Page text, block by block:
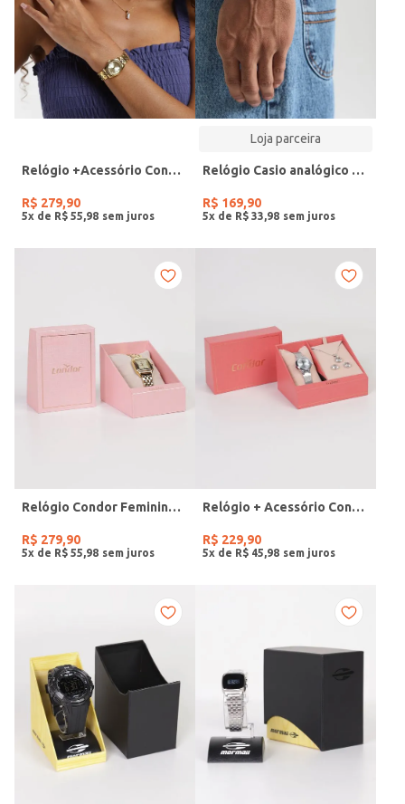
Relógio +Acessório Condor Feminino DOURADO
R$ 279,90
5x de R$ 55 98
Loja parceira
Relógio Casio analógico MW-240-4BVDF-SC
R$ 169,90
5x de R$ 33 98
Relógio Condor Feminino DOURADO
R$ 279,90
5x de R$ 55 98
Relógio + Acessório Condor Feminino PRATA
R$ 229,90
5x de R$ 45 98